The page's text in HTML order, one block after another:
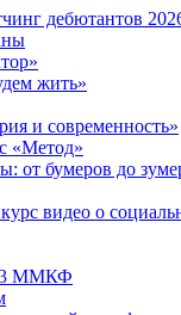
дебютантов
жить»
и современность»
«Метод»
от бумеров до
видео о
ММКФ